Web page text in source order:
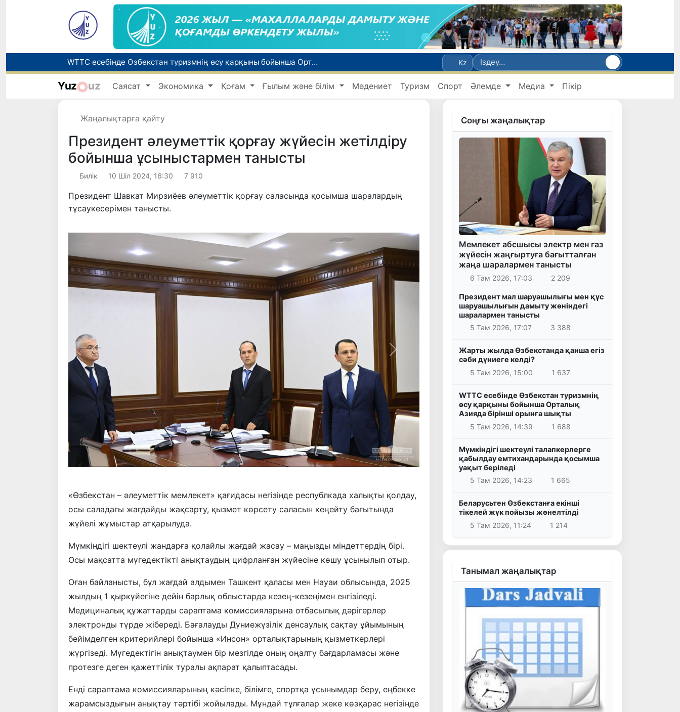
WTTC есебінде Өзбекстан туризмнің өсу қарқыны бойынша Орталық Азияда бірінші орынға шықты
Мүмкіндігі шектеулі талапкерлерге қабылдау емтихандарында қосымша уақыт беріледі
Беларусьтен Өзбекстанға екінші тікелей жүк пойызы жөнелтілді
Жарты жылда Өзбекстанда қанша егіз сәби дүниеге келді?
Kz
Yuz uz Саясат Экономика Қоғам Ғылым және білім Мәдениет Туризм Спорт Әлемде Медиа Пікір
Жаңалықтарға қайту
Президент әлеуметтік қорғау жүйесін жетілдіру
бойынша ұсыныстармен танысты
Билік 10 Шіл 2024, 16:30 7 910
Президент Шавкат Мирзиёев әлеуметтік қорғау саласында қосымша шаралардың
тұсаукесерімен танысты.
Алдыңғы Келесі
«Өзбекстан – әлеуметтік мемлекет» қағидасы негізінде республкада халықты қолдау,
осы саладағы жағдайды жақсарту, қызмет көрсету саласын кеңейту бағытында
жүйелі жұмыстар атқарылуда.
Мүмкіндігі шектеулі жандарға қолайлы жағдай жасау – маңызды міндеттердің бірі.
Осы мақсатта мүгедектікті анықтаудың цифрланған жүйесіне көшу ұсынылып отыр.
Оған байланысты, бұл жағдай алдымен Ташкент қаласы мен Науаи облысында, 2025
жылдың 1 қыркүйегіне дейін барлық облыстарда кезең-кезеңімен енгізіледі.
Медициналық құжаттарды сараптама комиссияларына отбасылық дәрігерлер
электронды түрде жібереді. Бағалауды Дүниежүзілік денсаулық сақтау ұйымының
бейімделген критерийлері бойынша «Инсон» орталықтарының қызметкерлері
жүргізеді. Мүгедектігін анықтаумен бір мезгілде оның оңалту бағдарламасы және
протезге деген қажеттілік туралы ақпарат қалыптасады.
Енді сараптама комиссияларының кәсіпке, білімге, спортқа ұсынымдар беру, еңбекке
жарамсыздығын анықтау тәртібі жойылады. Мұндай тұлғалар жеке көзқарас негізінде
Соңғы жаңалықтар
Мемлекет абсшысы электр мен газ
жүйесін жаңғыртуға бағытталған
жаңа шаралармен танысты
6 Там 2026, 17:03 2 209
Президент мал шаруашылығы мен құс
шаруашылығын дамыту жөніндегі
шаралармен танысты
5 Там 2026, 17:07
3 388
Жарты жылда Өзбекстанда қанша егіз
сәби дүниеге келді?
5 Там 2026, 15:00
1 637
WTTC есебінде Өзбекстан туризмнің
өсу қарқыны бойынша Орталық
Азияда бірінші орынға шықты
5 Там 2026, 14:39
1 688
Мүмкіндігі шектеулі талапкерлерге
қабылдау емтихандарында қосымша
уақыт беріледі
5 Там 2026, 14:23
1 665
Беларусьтен Өзбекстанға екінші
тікелей жүк пойызы жөнелтілді
5 Там 2026, 11:24
1 214
Танымал жаңалықтар